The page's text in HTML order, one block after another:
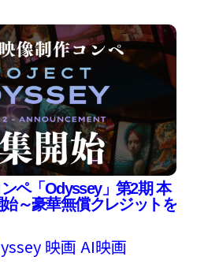
ペ「Odyssey」第2期 本
～豪華無償クレジットを
映画 AI映画